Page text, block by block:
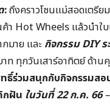
:ถึงคราวโซนแม่สอดเตรีย
า Hot Wheels แล้วนำใ
มาย และ กิจกรรม DIY
ท ทุกวันเสาร์อาทิตย์ด้าน
ธิ์ร่วมสนุกกับกิจกรรมสอ
กฝัน ในวันที่22ก.ค. 66–